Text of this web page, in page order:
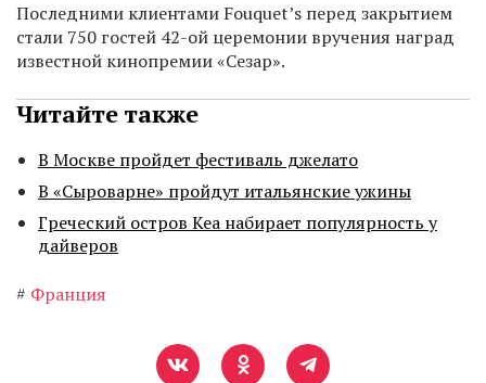
Последними клиентами Fouquet’s перед закрытием
стали 750 гостей 42-ой церемонии вручения наград
известной кинопремии «Сезар».
Читайте также
В Москве пройдет фестиваль джелато
В «Сыроварне» пройдут итальянские ужины
Греческий остров Кеа набирает популярность у
дайверов
# Франция